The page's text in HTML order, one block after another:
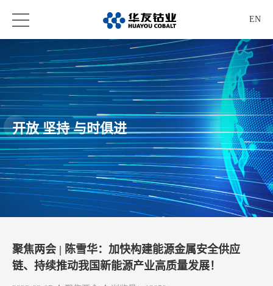
EN
开放 坚持 与时俱进
聚焦两会 | 陈雪华：加快构建能源金属安全供应
链、持续推动我国新能源产业高质量发展！